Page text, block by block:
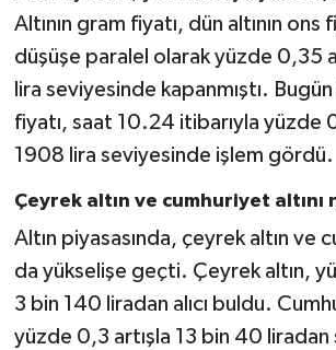
Altının gram fiyatı, dün altının ons
düşüşe paralel olarak yüzde 0,35
lira seviyesinde kapanmıştı. Bugün
fiyatı, saat 10.24 itibarıyla yüzde
1908 lira seviyesinde işlem gördü.
Çeyrek altın ve cumhuriyet altını
Altın piyasasında, çeyrek altın ve
da yükselişe geçti. Çeyrek altın,
3 bin 140 liradan alıcı buldu.
yüzde 0,3 artışla 13 bin 40 liradan